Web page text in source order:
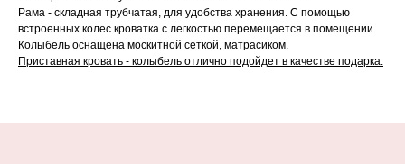
Рама - складная трубчатая, для удобства хранения. С помощью
встроенных колес кроватка с легкостью перемещается в помещении.
Колыбель оснащена москитной сеткой, матрасиком.
Приставная кровать - колыбель отлично подойдет в качестве подарка.